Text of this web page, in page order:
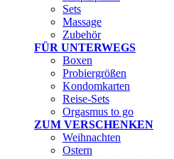
Sets
Massage
Zubehör
FÜR UNTERWEGS
Boxen
Probiergrößen
Kondomkarten
Reise-Sets
Orgasmus to go
ZUM VERSCHENKEN
Weihnachten
Ostern